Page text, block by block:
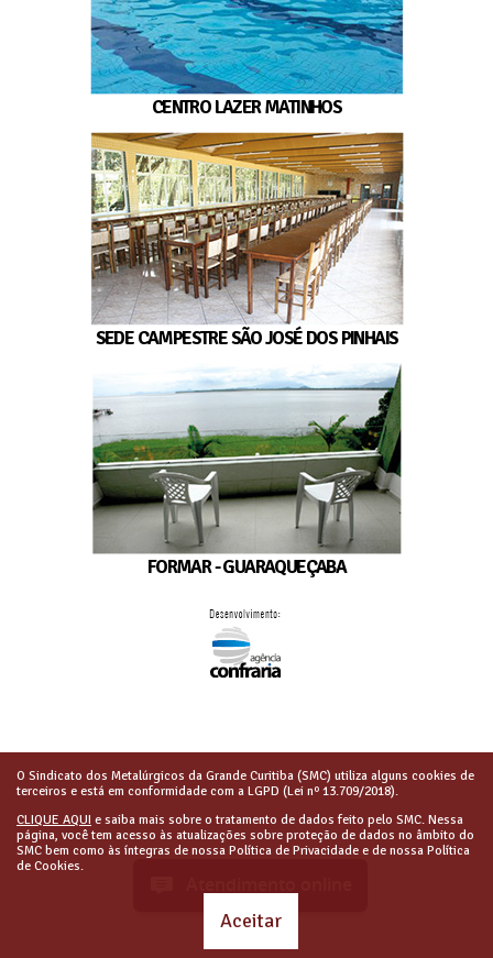
CENTRO LAZER MATINHOS
SEDE CAMPESTRE SÃO JOSÉ DOS PINHAIS
FORMAR - GUARAQUEÇABA
O Sindicato dos Metalúrgicos da Grande Curitiba (SMC) utiliza alguns cookies de
terceiros e está em conformidade com a LGPD (Lei nº 13.709/2018).
CLIQUE AQUI e saiba mais sobre o tratamento de dados feito pelo SMC. Nessa
página, você tem acesso às atualizações sobre proteção de dados no âmbito do
SMC bem como às íntegras de nossa Política de Privacidade e de nossa Política
de Cookies.
Aceitar